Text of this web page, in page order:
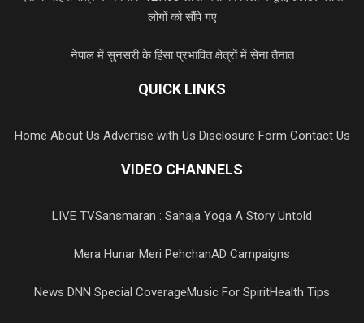
लोगों को सौंपे गए
नेपाल में सुनसरी के हिंसा प्रभावित क्षेत्रों में सेना तैनात
QUICK LINKS
Home About Us Advertise with Us Disclosure Form Contact Us
VIDEO CHANNELS
LIVE TVSansmaran : Sahaja Yoga A Story Untold
Mera Hunar Meri PehchanAD Campaigns
News DNN Special CoverageMusic For SpiritHealth Tips